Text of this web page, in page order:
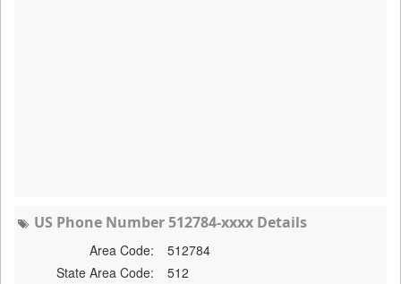
US Phone Number 512784-xxxx Details
Area Code:
512784
State Area Code:
512